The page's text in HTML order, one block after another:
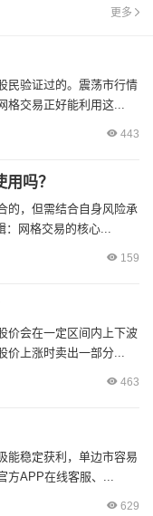
更多
民验证过的。震荡市行情
格交易正好能利用这...
443
吗？
的，但需结合自身风险承
：网格交易的核心...
159
价会在一定区间内上下波
价上涨时卖出一部分...
463
能稳定获利，单边市容易
方APP在线客服、...
629